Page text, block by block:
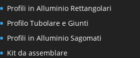
Profili in Alluminio Rettangolari
Profilo Tubolare e Giunti
Profili in Alluminio Sagomati
Kit da assemblare